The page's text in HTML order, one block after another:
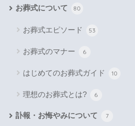
お葬式について 80
お葬式エピソード 53
お葬式のマナー 6
はじめてのお葬式ガイド 10
理想のお葬式とは? 6
訃報・お悔やみについて 7